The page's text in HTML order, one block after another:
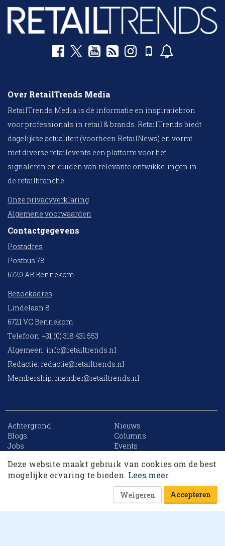
Dit artikel krijg je cadeau. Lees alles van
RetailTrends voor slechts € 10,- (eerste maand).
Of log in
Over RetailTrends Media
RetailTrends Media is dé informatie en inspiratiebron
voor professionals in retail & brands. RetailTrends biedt
dagelijkse actualiteit (voorheen RetailNews) en vormt
met diverse retailevents een platform voor het
signaleren en duiden van relevante ontwikkelingen in
de retailbranche.
Onze privacyverklaring
Algemene voorwaarden
Contactgegevens
Postadres
Postbus 78
6720 AB Bennekom
Bezoekadres
Lindelaan 8
6721 VC Bennekom
Telefoon: +31 (0) 318 431 553
Algemeen: info@retailtrends.nl
Redactie: redactie@retailtrends.nl
Membership: member@retailtrends.nl
Achtergrond
Nieuws
Blogs
Columns
Jobs
Events
Archief
Sitemap
Website is powered by
Deze website maakt gebruik van cookies om de best
mogelijke ervaring te bieden. Lees meer
Weigeren Accepteren